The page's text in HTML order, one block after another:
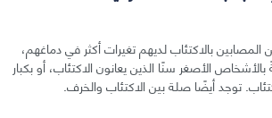
المصابين بالاكتئاب لديهم تغيرات أكثر في دماغهم،
الأصغر سنًا الذين يعانون الاكتئاب، أو بكبار
توجد أيضًا صلة بين الاكتئاب والخرف.